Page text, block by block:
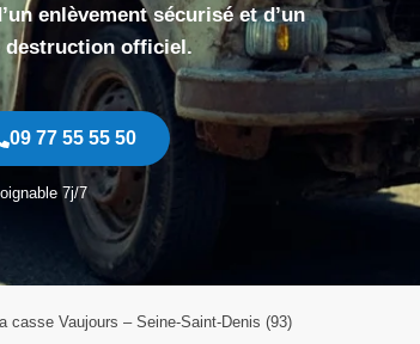
enlèvement sécurisé et d’un
destruction officiel.
09 77 55 55 50
7j/7
casse Vaujours – Seine-Saint-Denis (93)